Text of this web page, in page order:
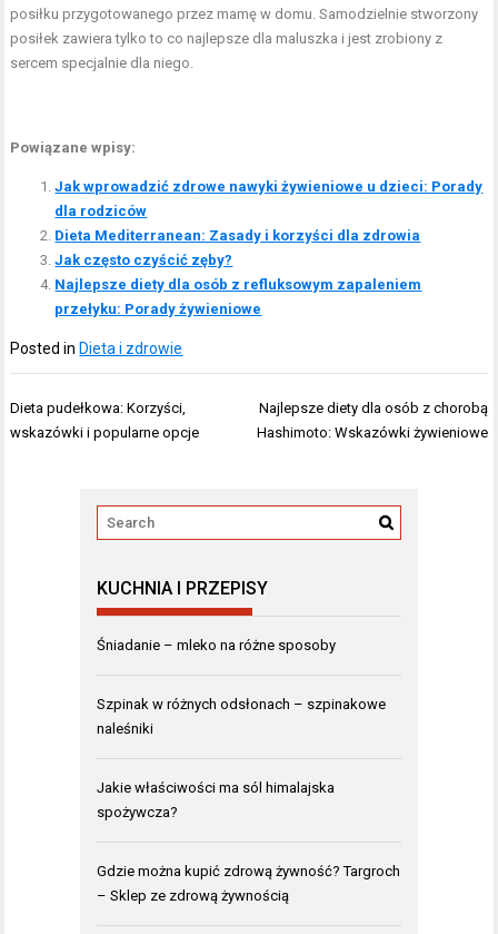
posiłku przygotowanego przez mamę w domu. Samodzielnie stworzony
posiłek zawiera tylko to co najlepsze dla maluszka i jest zrobiony z
sercem specjalnie dla niego.
Powiązane wpisy:
Jak wprowadzić zdrowe nawyki żywieniowe u dzieci: Porady
dla rodziców
Dieta Mediterranean: Zasady i korzyści dla zdrowia
Jak często czyścić zęby?
Najlepsze diety dla osób z refluksowym zapaleniem
przełyku: Porady żywieniowe
Posted in Dieta i zdrowie
Nawigacja
wpisu
Dieta pudełkowa: Korzyści,
wskazówki i popularne opcje
Najlepsze diety dla osób z chorobą
Hashimoto: Wskazówki żywieniowe
KUCHNIA I PRZEPISY
Śniadanie – mleko na różne sposoby
Szpinak w różnych odsłonach – szpinakowe
naleśniki
Jakie właściwości ma sól himalajska
spożywcza?
Gdzie można kupić zdrową żywność? Targroch
– Sklep ze zdrową żywnością